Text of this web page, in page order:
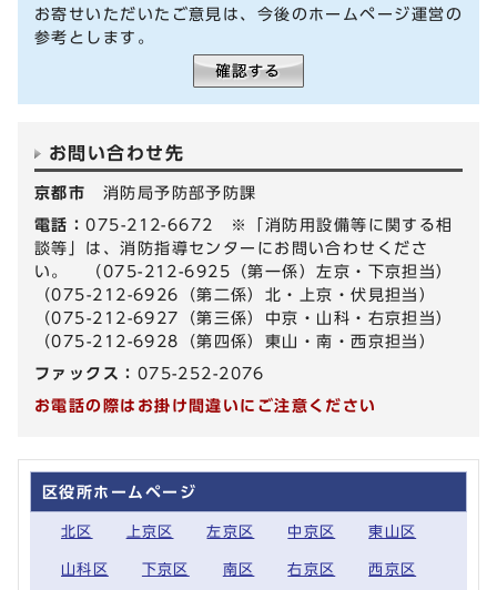
お寄せいただいたご意見は、今後のホームページ運営の
参考とします。
お問い合わせ先
京都市 消防局予防部予防課
電話：075-212-6672 ※「消防用設備等に関する相
談等」は、消防指導センターにお問い合わせくださ
い。 （075-212-6925（第一係）左京・下京担当）
（075-212-6926（第二係）北・上京・伏見担当）
（075-212-6927（第三係）中京・山科・右京担当）
（075-212-6928（第四係）東山・南・西京担当）
ファックス： 075-252-2076
お電話の際はお掛け間違いにご注意ください
区役所ホームページ
北区 上京区 左京区 中京区 東山区
山科区 下京区 南区 右京区 西京区